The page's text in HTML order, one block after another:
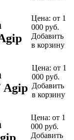
Цена: от 1
000 руб.
Добавить
в корзину
Agip
Цена: от 1
000 руб.
Добавить
в корзину
Цена: от 1
000 руб.
Добавить